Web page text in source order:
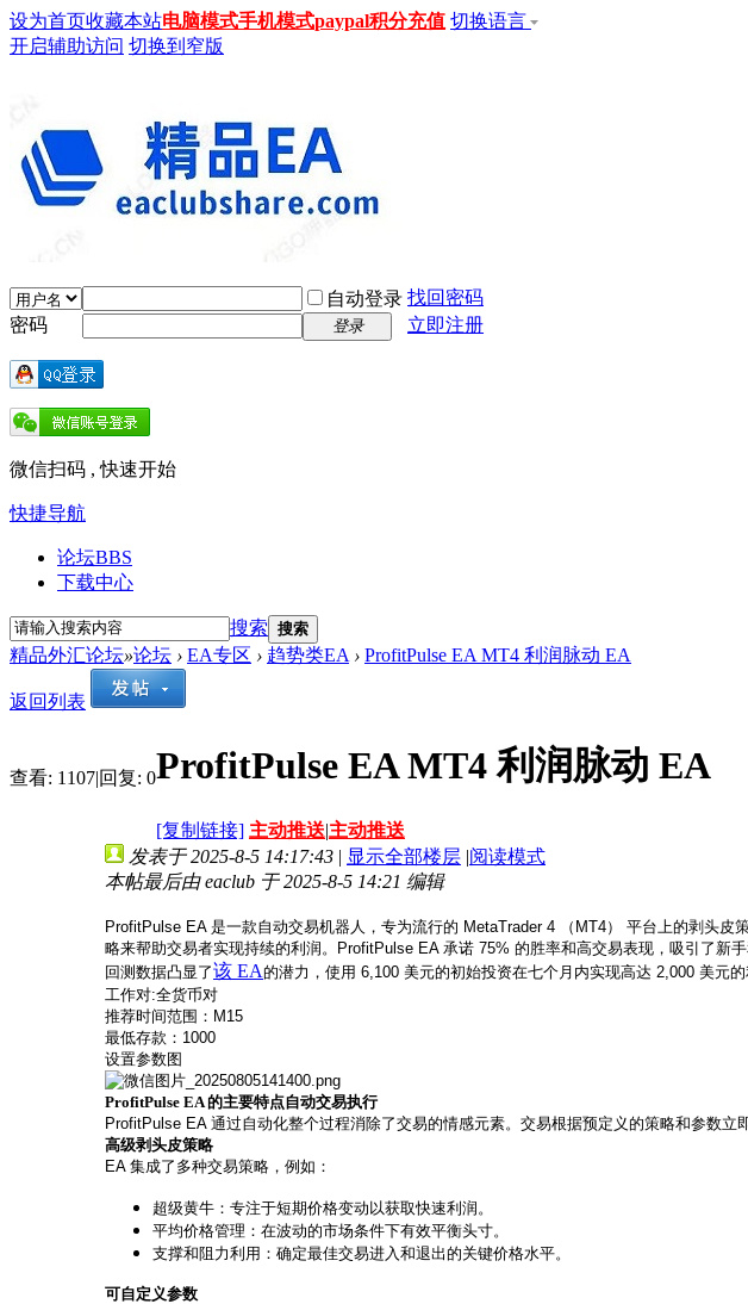
设为首页收藏本站电脑模式手机模式paypal积分充值 切换语言
开启辅助访问 切换到窄版
自动登录 找回密码
密码
登录 立即注册
微信扫码 , 快速开始
快捷导航
论坛BBS
下载中心
搜索 搜索
精品外汇论坛»论坛 › EA专区 › 趋势类EA › ProfitPulse EA MT4 利润脉动 EA
返回列表
查看: 1107|回复: 0ProfitPulse EA MT4 利润脉动 EA
[复制链接] 主动推送|主动推送
发表于 2025-8-5 14:17:43 | 显示全部楼层 |阅读模式
本帖最后由 eaclub 于 2025-8-5 14:21 编辑
ProfitPulse EA 是一款自动交易机器人，专为流行的 MetaTrader 4 （MT4） 平台上的剥头
略来帮助交易者实现持续的利润。ProfitPulse EA 承诺 75% 的胜率和高交易表现，吸引了新手
回测数据凸显了该 EA的潜力，使用 6,100 美元的初始投资在七个月内实现高达 2,000 美元的
工作对:全货币对
推荐时间范围：M15
最低存款：1000
设置参数图
ProfitPulse EA 的主要特点自动交易执行
ProfitPulse EA 通过自动化整个过程消除了交易的情感元素。交易根据预定义的策略和参数立
高级剥头皮策略
EA 集成了多种交易策略，例如：
超级黄牛：专注于短期价格变动以获取快速利润。
平均价格管理：在波动的市场条件下有效平衡头寸。
支撑和阻力利用：确定最佳交易进入和退出的关键价格水平。
可自定义参数